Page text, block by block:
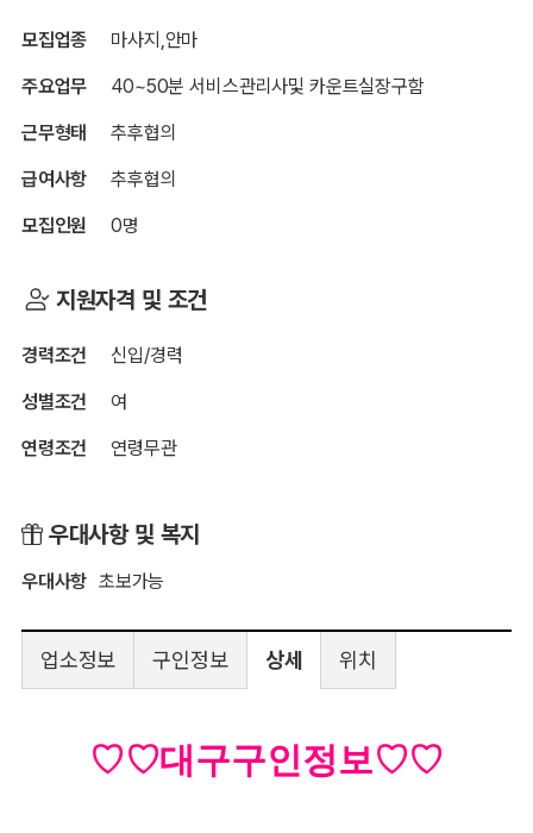
모집업종 마사지,안마
주요업무 40~50분 서비스관리사및 카운트실장구함
근무형태 추후협의
급여사항 추후협의
모집인원 0명
지원자격 및 조건
경력조건 신입/경력
성별조건 여
연령조건 연령무관
우대사항 및 복지
우대사항 초보가능
업소정보 구인정보 상세 위치
♡♡대구구인정보♡♡